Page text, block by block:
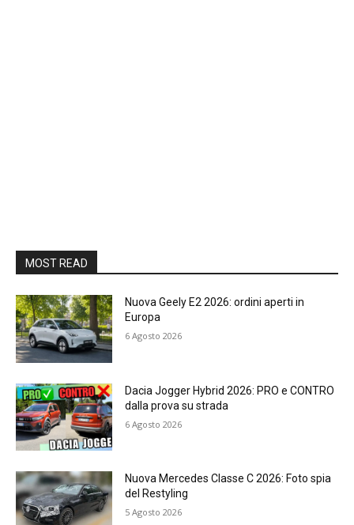
MOST READ
Nuova Geely E2 2026: ordini aperti in
Europa
6 Agosto 2026
Dacia Jogger Hybrid 2026: PRO e CONTRO
dalla prova su strada
6 Agosto 2026
Nuova Mercedes Classe C 2026: Foto spia
del Restyling
5 Agosto 2026